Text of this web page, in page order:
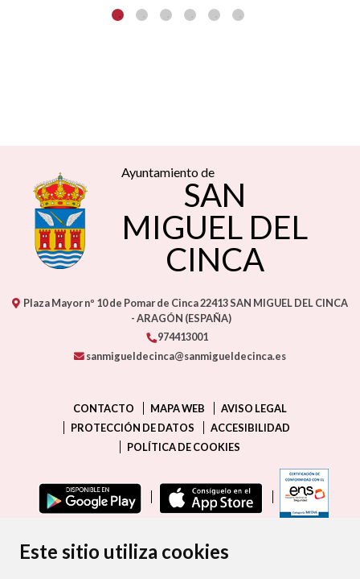
Este sitio utiliza cookies
Ayuntamiento de
SAN
MIGUEL DEL
CINCA
Plaza Mayor nº 10 de Pomar de Cinca22413SAN MIGUEL DEL CINCA
- ARAGÓN (ESPAÑA)
974413001
sanmigueldecinca@sanmigueldecinca.es
CONTACTO MAPA WEB
AVISO LEGAL
PROTECCIÓN DE DATOS
ACCESIBILIDAD
POLÍTICA DE COOKIES